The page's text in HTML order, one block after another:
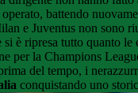
battendo
e Juventus non sono
è ripresa tutto quanto le
per la Champions
del tempo, i
conquistando uno